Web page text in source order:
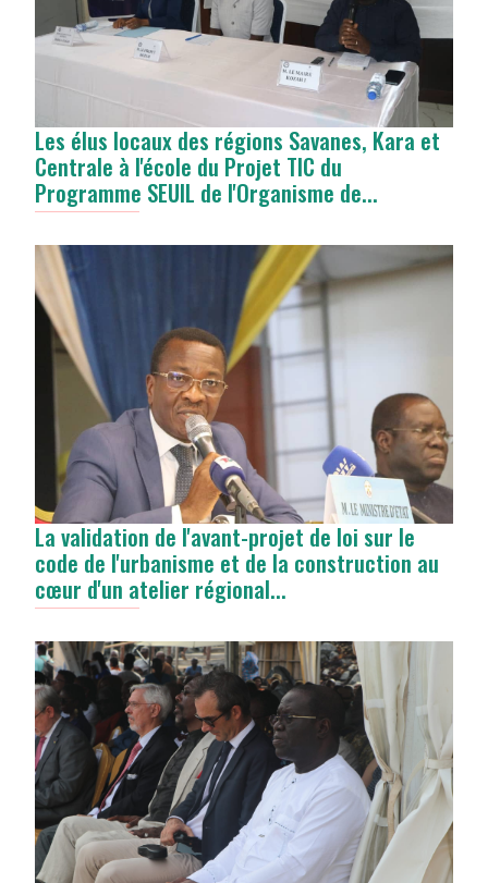
Les élus locaux des régions Savanes, Kara et
Centrale à l'école du Projet TIC du
Programme SEUIL de l'Organisme de...
La validation de l'avant-projet de loi sur le
code de l'urbanisme et de la construction au
cœur d'un atelier régional...